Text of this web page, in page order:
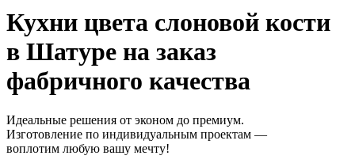
Кухни цвета слоновой кости
в Шатуре на заказ
фабричного качества
Идеальные решения от эконом до премиум.
Изготовление по индивидуальным проектам —
воплотим любую вашу мечту!